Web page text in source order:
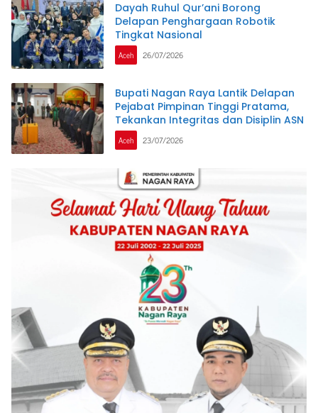
Dayah Ruhul Qur’ani Borong
Delapan Penghargaan Robotik
Tingkat Nasional
Aceh 26/07/2026
Bupati Nagan Raya Lantik Delapan
Pejabat Pimpinan Tinggi Pratama,
Tekankan Integritas dan Disiplin ASN
Aceh 23/07/2026